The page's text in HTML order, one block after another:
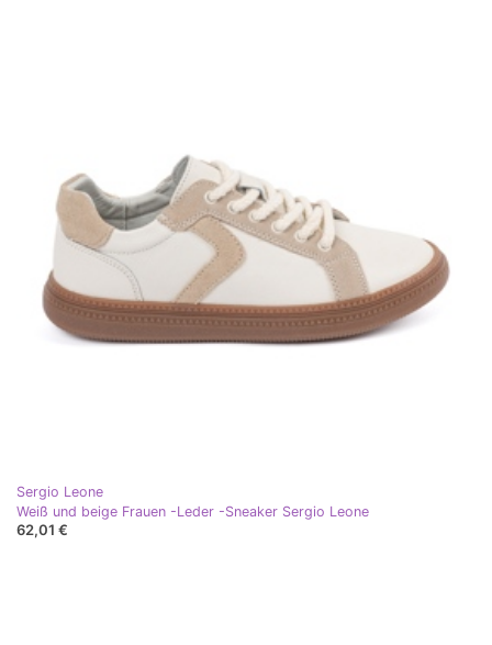
Sergio Leone
Weiß und beige Frauen -Leder -Sneaker Sergio Leone
62,01 €